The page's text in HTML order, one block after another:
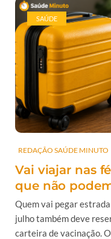
SAÚDE
REDAÇÃO SAÚDE MINUTO
Vai viajar nas
que não
Quem vai pegar
julho também deve
carteira de vacinação.